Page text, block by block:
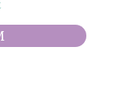
Ártartomány:
4
590 Ft